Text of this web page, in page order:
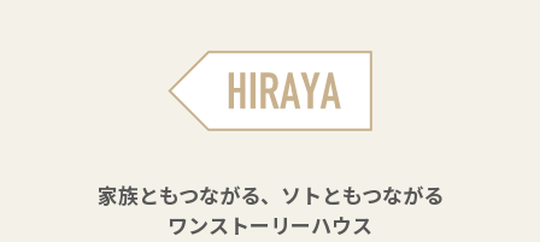
家族ともつながる、ソトともつながる
ワンストーリーハウス